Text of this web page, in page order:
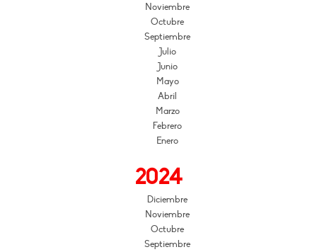
Noviembre
Octubre
Septiembre
Julio
Junio
Mayo
Abril
Marzo
Febrero
Enero
2024
Diciembre
Noviembre
Octubre
Septiembre